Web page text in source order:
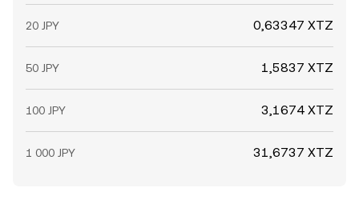
20 JPY 0,63347 XTZ
50 JPY 1,5837 XTZ
100 JPY 3,1674 XTZ
1 000 JPY 31,6737 XTZ